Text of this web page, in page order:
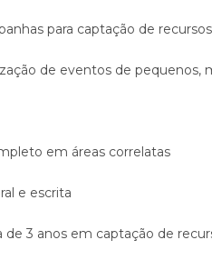
para captação de
de eventos de pequenos,
em áreas correlatas
e escrita
de 3 anos em captação de